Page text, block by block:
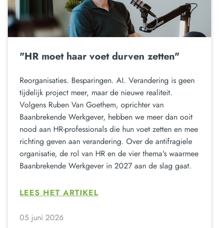
"HR moet haar voet durven zetten"
Reorganisaties. Besparingen. AI. Verandering is geen
tijdelijk project meer, maar de nieuwe realiteit.
Volgens Ruben Van Goethem, oprichter van
Baanbrekende Werkgever, hebben we meer dan ooit
nood aan HR-professionals die hun voet zetten en mee
richting geven aan verandering. Over de antifragiele
organisatie, de rol van HR en de vier thema's waarmee
Baanbrekende Werkgever in 2027 aan de slag gaat.
LEES HET ARTIKEL
05 juni 2026